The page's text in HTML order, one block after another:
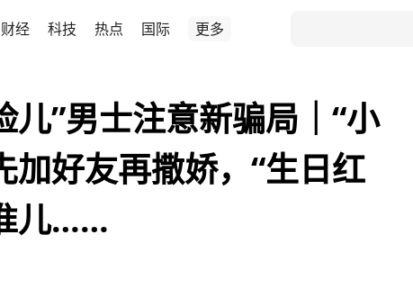
财经 科技 热点 国际 更多
儿”男士注意新骗局｜“小
加好友再撒娇，“生日红
儿……